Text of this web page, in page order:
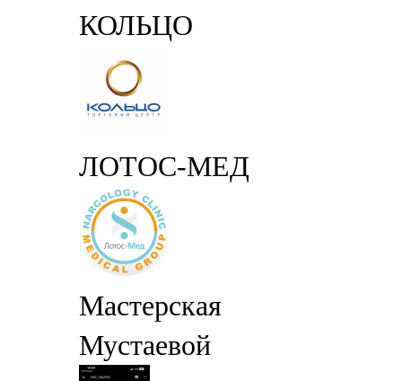
КОЛЬЦО
ЛОТОС-МЕД
Мастерская
Мустаевой